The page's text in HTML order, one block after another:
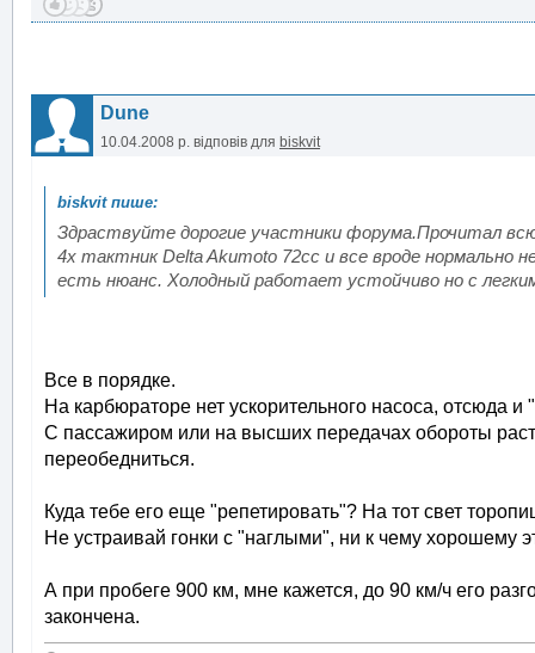
Dune
10.04.2008 р. відповів для biskvit
Здраствуйте дорогие участники форума.Прочитал
4х тактник Delta Akumoto 72cc и все вроде нормально
есть нюанс. Холодный работает устойчиво но с
Все в порядке.
На карбюраторе нет ускорительного насоса, отсюда
С пассажиром или на высших передачах обороты
переобедниться.
Куда тебе его еще "репетировать"? На тот свет
Не устраивай гонки с "наглыми", ни к чему хорошему
А при пробеге 900 км, мне кажется, до 90 км/ч его
закончена.